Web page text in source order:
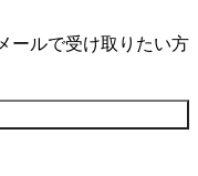
ールで受け取りたい方